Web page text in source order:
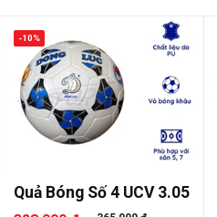
Quả Bóng Số 4 UCV 3.05
-10%